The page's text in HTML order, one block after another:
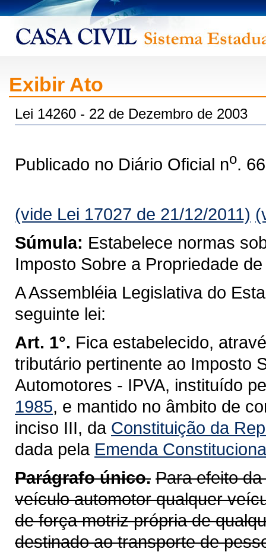
Exibir Ato
Lei 14260 - 22 de Dezembro de 2003
Publicado no Diário Oficial no.
(vide Lei 17027 de 21/12/2011)
Súmula: Estabelece normas
Imposto Sobre a Propriedade
A Assembléia Legislativa do
seguinte lei:
Art. 1°. Fica estabelecido,
tributário pertinente ao Imposto
Automotores - IPVA, instituído
1985, e mantido no âmbito de
inciso III, da Constituição da
dada pela Emenda
Parágrafo único. Para efeito
veículo automotor qualquer
de força motriz própria de
destinado ao transporte de